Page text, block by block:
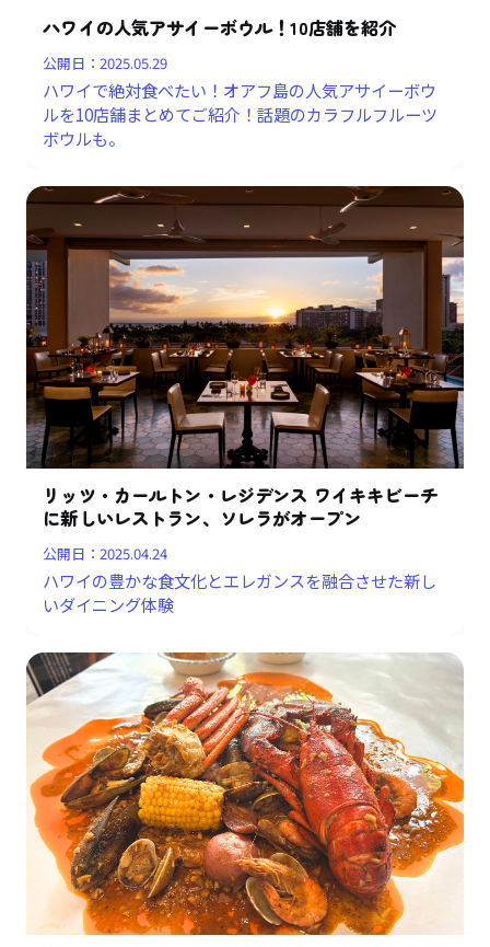
ハワイの人気アサイーボウル！10店舗を紹介
公開日：2025.05.29
ハワイで絶対食べたい！オアフ島の人気アサイーボウ
ルを10店舗まとめてご紹介！話題のカラフルフルーツ
ボウルも。
リッツ・カールトン・レジデンス ワイキキビーチ
に新しいレストラン、ソレラがオープン
公開日：2025.04.24
ハワイの豊かな食文化とエレガンスを融合させた新し
いダイニング体験